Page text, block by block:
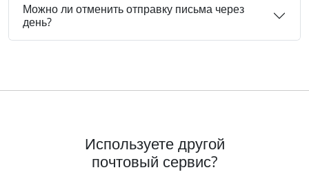
Можно ли отменить отправку письма через
день?
Используете другой
почтовый сервис?